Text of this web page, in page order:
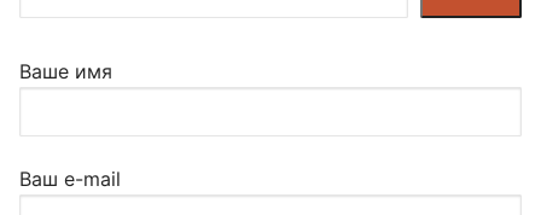
Ваше имя
Ваш e-mail